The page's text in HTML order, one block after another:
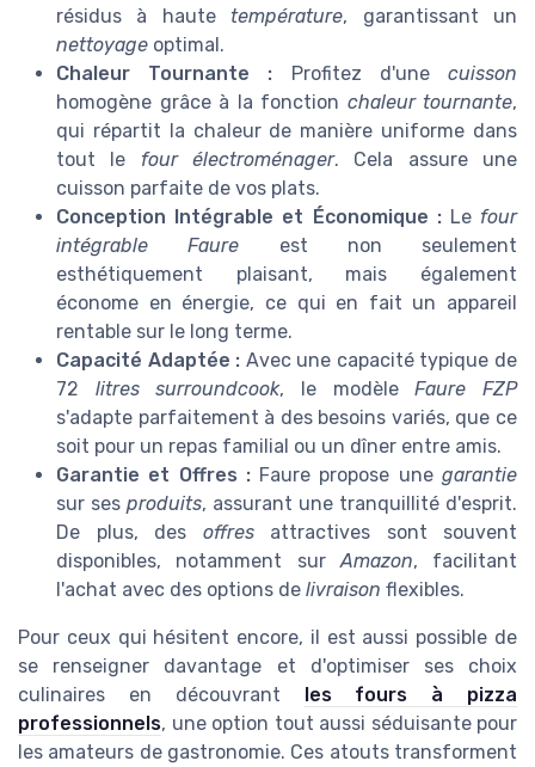
résidus à haute température, garantissant un
nettoyage optimal.
Chaleur Tournante : Profitez d'unecuisson
homogène grâce à la fonction chaleur tournante,
qui répartit la chaleur de manière uniforme dans
tout le four électroménager. Cela assure une
cuisson parfaite de vos plats.
Conception Intégrable et Économique :Le four
intégrable Faure est non seulement
esthétiquement plaisant, mais également
économe en énergie, ce qui en fait un appareil
rentable sur le long terme.
Capacité Adaptée : Avec une capacité typique de
72 litres surroundcook, le modèleFaure FZP
s'adapte parfaitement à des besoins variés, que ce
soit pour un repas familial ou un dîner entre amis.
Garantie et Offres :Faure propose unegarantie
sur ses produits, assurant une tranquillité d'esprit.
De plus, des offresattractives sont souvent
disponibles, notamment sur Amazon, facilitant
l'achat avec des options de livraison flexibles.
Pour ceux qui hésitent encore, il est aussi possible de
se renseigner davantage et d'optimiser ses choix
culinaires en découvrant les fours à pizza
professionnels, une option tout aussi séduisante pour
les amateurs de gastronomie. Ces atouts transforment